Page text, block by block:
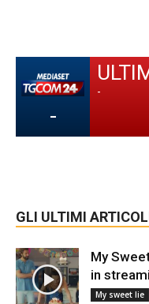
-
-
GLI ULTIMI
My
in
My sweet lie